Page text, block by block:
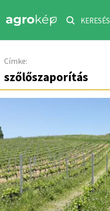
KERESÉS
Címke:
szőlőszaporítás